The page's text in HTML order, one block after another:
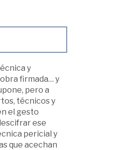
y
firmada… y
pero a
técnicos y
el gesto
ese
pericial y
que acechan